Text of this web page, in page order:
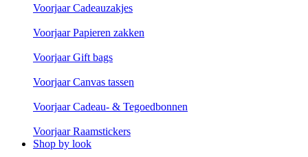
Voorjaar Cadeauzakjes
Voorjaar Papieren zakken
Voorjaar Gift bags
Voorjaar Canvas tassen
Voorjaar Cadeau- & Tegoedbonnen
Voorjaar Raamstickers
Shop by look